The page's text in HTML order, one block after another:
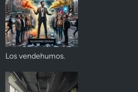
Los vendehumos.